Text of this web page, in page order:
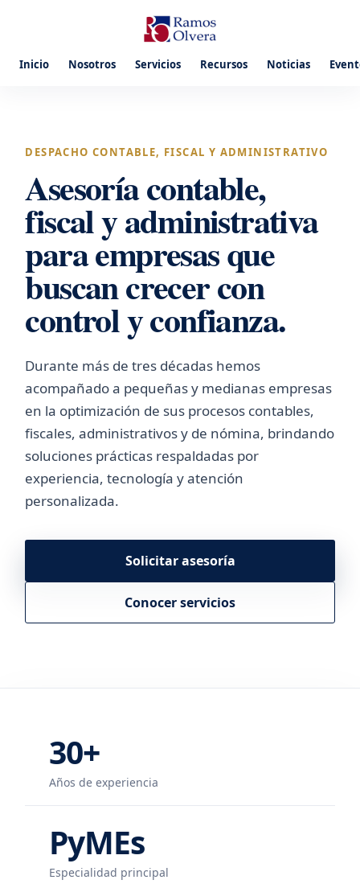
Inicio Nosotros Servicios Recursos Noticias
DESPACHO CONTABLE, FISCAL Y ADMINISTRATIVO
Asesoría contable,
fiscal y administrativa
para empresas que
buscan crecer con
control y confianza.
Durante más de tres décadas hemos
acompañado a pequeñas y medianas empresas
en la optimización de sus procesos contables,
fiscales, administrativos y de nómina, brindando
soluciones prácticas respaldadas por
experiencia, tecnología y atención
personalizada.
Solicitar asesoría
Conocer servicios
30+
Años de experiencia
PyMEs
Especialidad principal